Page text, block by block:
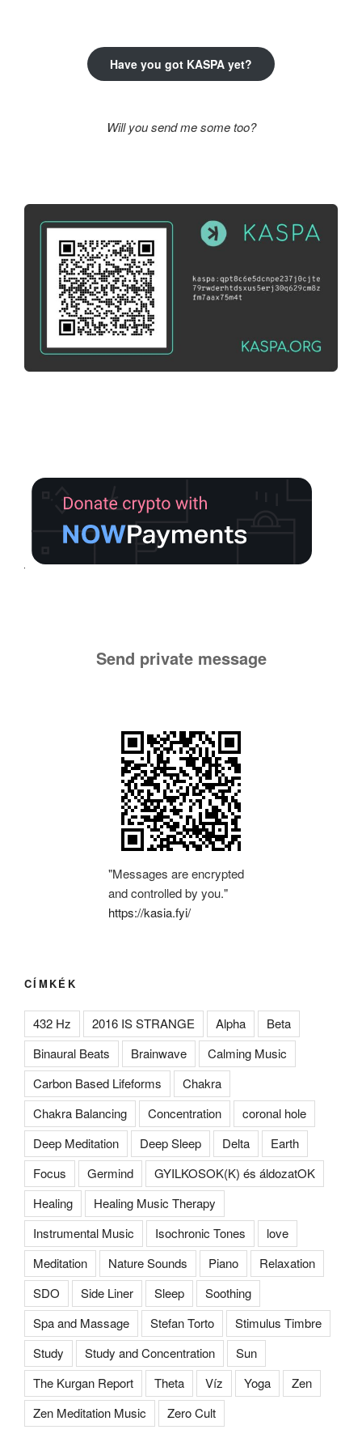
Have you got KASPA yet?
Will you send me some too?
Send private message
"Messages are encrypted
and controlled by you."
https://kasia.fyi/
CÍMKÉK
432 Hz 2016 IS STRANGE Alpha
Beta
Binaural Beats
Brainwave
Calming Music
Carbon Based Lifeforms
Chakra
Chakra Balancing
Concentration
coronal hole
Deep Meditation
Deep Sleep Delta
Earth
Focus
Germind
GYILKOSOK(K) és áldozatOK
Healing
Healing Music Therapy
Instrumental Music
Isochronic Tones
love
Meditation
Nature Sounds Piano
Relaxation
SDO
Side Liner Sleep
Soothing
Spa and Massage
Stefan Torto
Stimulus Timbre
Study
Study and Concentration
Sun
The Kurgan Report
Theta Víz Yoga
Zen
Zen Meditation Music
Zero Cult